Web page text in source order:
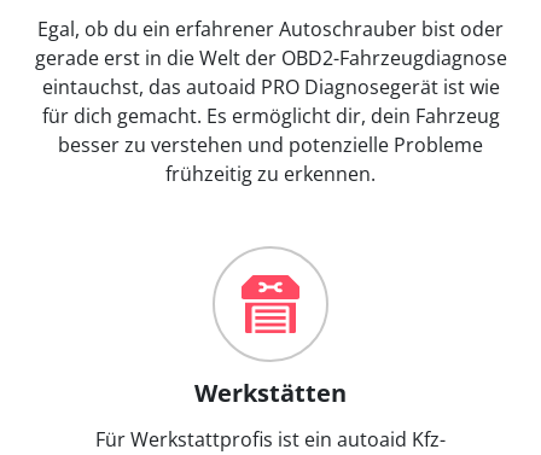
Egal, ob du ein erfahrener Autoschrauber bist oder
gerade erst in die Welt der OBD2-Fahrzeugdiagnose
eintauchst, das autoaid PRO Diagnosegerät ist wie
für dich gemacht. Es ermöglicht dir, dein Fahrzeug
besser zu verstehen und potenzielle Probleme
frühzeitig zu erkennen.
Werkstätten
Für Werkstattprofis ist ein autoaid Kfz-